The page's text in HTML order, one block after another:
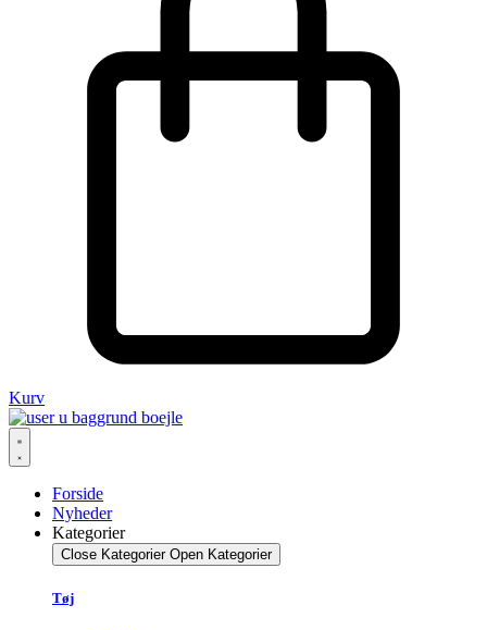
Kurv
Forside
Nyheder
Kategorier
Close Kategorier Open Kategorier
Tøj